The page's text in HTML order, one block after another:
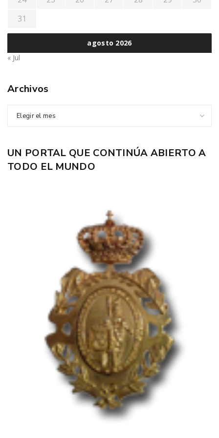
agosto 2026
31
« Jul
Archivos
Elegir el mes
UN PORTAL QUE CONTINÚA ABIERTO A
TODO EL MUNDO